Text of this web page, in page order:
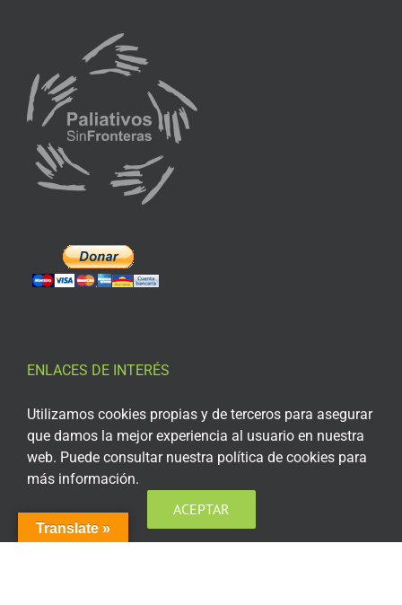
ENLACES DE INTERÉS
Aviso Legal
Política de privacidad
Política de privacidad Redes Sociales
Política de cookies
Translate »
Utilizamos cookies propias y de terceros para asegurar
que damos la mejor experiencia al usuario en nuestra
web. Puede consultar nuestra política de cookies para
más información.
ACEPTAR